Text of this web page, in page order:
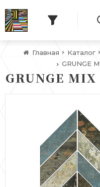
Главная Каталог
GRUNGE
GRUNGE MIX